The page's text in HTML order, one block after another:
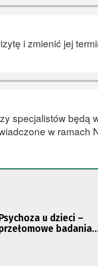
i zmienić jej
specjalistów będą
w ramach
u dzieci –
badania